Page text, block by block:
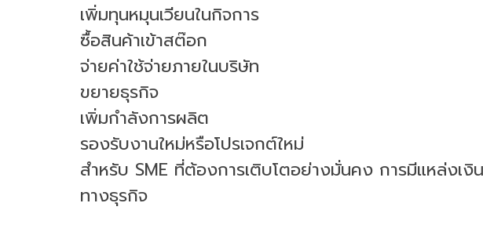
เพิ่มทุนหมุนเวียนในกิจการ
ซื้อสินค้าเข้าสต๊อก
จ่ายค่าใช้จ่ายภายในบริษัท
ขยายธุรกิจ
เพิ่มกำลังการผลิต
รองรับงานใหม่หรือโปรเจกต์ใหม่
สำหรับ SME ที่ต้องการเติบโตอย่างมั่นคง การมีแหล่งเ
ทางธุรกิจ